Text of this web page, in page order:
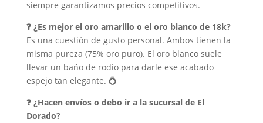
siempre garantizamos precios competitivos.
❓ ¿Es mejor el oro amarillo o el oro blanco de 18k?
Es una cuestión de gusto personal. Ambos tienen la
misma pureza (75% oro puro). El oro blanco suele
llevar un baño de rodio para darle ese acabado
espejo tan elegante. 💍
❓ ¿Hacen envíos o debo ir a la sucursal de El
Dorado?